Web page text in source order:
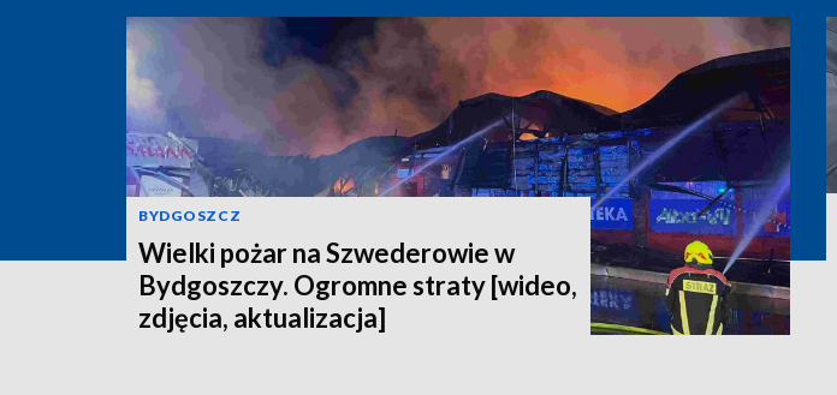
BYDGOSZCZ
Wielki pożar na Szwederowie w
Bydgoszczy. Ogromne straty [wideo,
zdjęcia, aktualizacja]